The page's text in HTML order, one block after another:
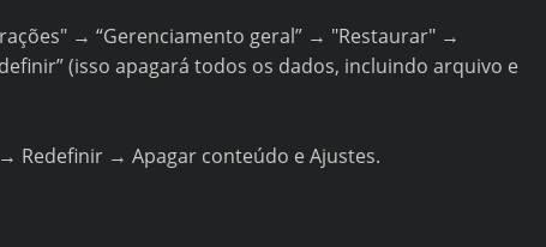
→ “Gerenciamento geral” → "Restaurar" →
(isso apagará todos os dados, incluindo arquivo e
Redefinir → Apagar conteúdo e Ajustes.